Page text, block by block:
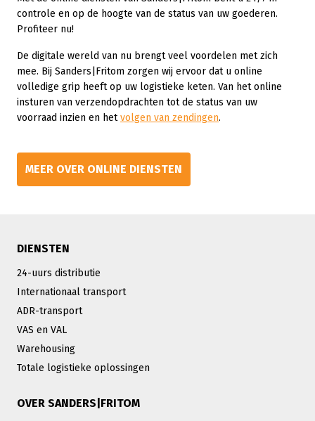
controle en op de hoogte van de status van uw goederen.
Profiteer nu!
De digitale wereld van nu brengt veel voordelen met zich
mee. Bij Sanders|Fritom zorgen wij ervoor dat u online
volledige grip heeft op uw logistieke keten. Van het online
insturen van verzendopdrachten tot de status van uw
voorraad inzien en hetvolgen van zendingen.
MEER OVER ONLINE DIENSTEN
DIENSTEN
24-uurs distributie
Internationaal transport
ADR-transport
VAS en VAL
Warehousing
Totale logistieke oplossingen
OVER SANDERS|FRITOM